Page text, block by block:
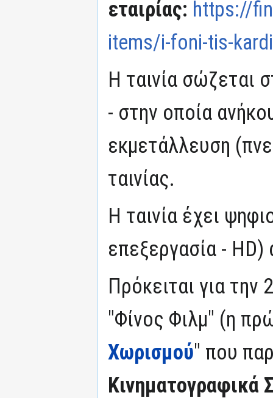
εταιρίας: https://
items/i-foni-tis-
Η ταινία σώζεται
- στην οποία
εκμετάλλευση
ταινίας.
Η ταινία έχει
επεξεργασία -
Πρόκειται για την
"Φίνος Φιλμ" (η
Χωρισμού" που
Κινηματογραφικά